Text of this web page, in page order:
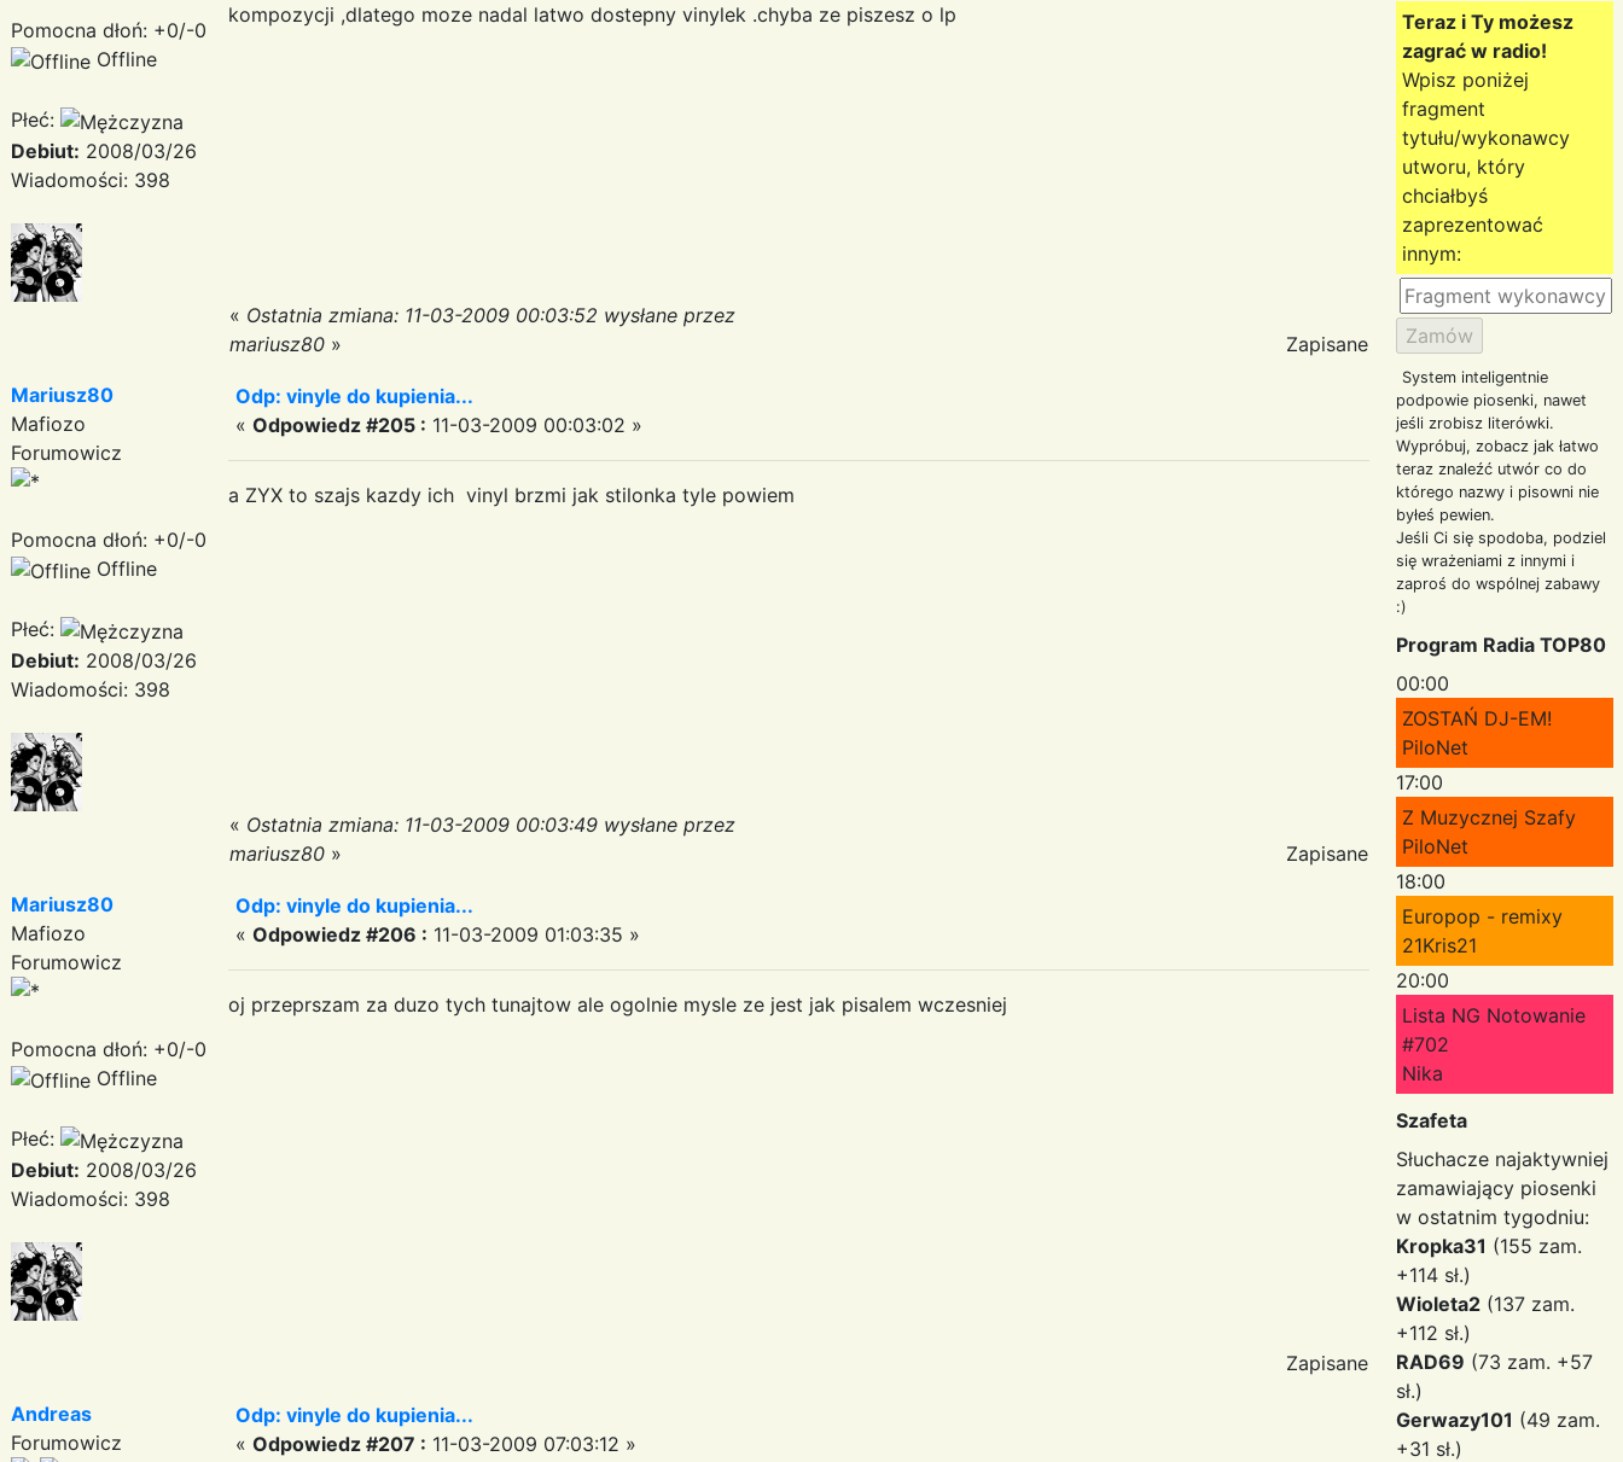
Pomocna dłoń: +0/-0
Offline
Płeć:
Debiut: 2008/03/26
Wiadomości: 398
kompozycji ,dlatego moze nadal latwo dostepny vinylek .chyba ze piszesz o lp
« Ostatnia zmiana: 11-03-2009 00:03:52 wysłane przez
mariusz80 » Zapisane
Mariusz80
Mafiozo
Forumowicz
Pomocna dłoń: +0/-0
Offline
Płeć:
Debiut: 2008/03/26
Wiadomości: 398
Odp: vinyle do kupienia...
« Odpowiedz #205 : 11-03-2009 00:03:02 »
a ZYX to szajs kazdy ich vinyl brzmi jak stilonka tyle powiem
« Ostatnia zmiana: 11-03-2009 00:03:49 wysłane przez
mariusz80 » Zapisane
Mariusz80
Mafiozo
Forumowicz
Pomocna dłoń: +0/-0
Offline
Płeć:
Debiut: 2008/03/26
Wiadomości: 398
Odp: vinyle do kupienia...
« Odpowiedz #206 : 11-03-2009 01:03:35 »
oj przeprszam za duzo tych tunajtow ale ogolnie mysle ze jest jak pisalem wczesniej
Zapisane
Andreas
Forumowicz
Odp: vinyle do kupienia...
« Odpowiedz #207 : 11-03-2009 07:03:12 »
Teraz i Ty możesz
zagrać w radio!
Wpisz poniżej
fragment
tytułu/wykonawcy
utworu, który
chciałbyś
zaprezentować
innym:
System inteligentnie
podpowie piosenki, nawet
jeśli zrobisz literówki.
Wypróbuj, zobacz jak łatwo
teraz znaleźć utwór co do
którego nazwy i pisowni nie
byłeś pewien.
Jeśli Ci się spodoba, podziel
się wrażeniami z innymi i
zaproś do wspólnej zabawy
:)
Program Radia TOP80
00:00
ZOSTAŃ DJ-EM!
PiloNet
17:00
Z Muzycznej Szafy
PiloNet
18:00
Europop - remixy
21Kris21
20:00
Lista NG Notowanie
#702
Nika
Szafeta
Słuchacze najaktywniej
zamawiający piosenki
w ostatnim tygodniu:
Kropka31 (155 zam.
+114 sł.)
Wioleta2 (137 zam.
+112 sł.)
RAD69 (73 zam. +57
sł.)
Gerwazy101 (49 zam.
+31 sł.)